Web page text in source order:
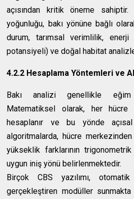
açısından kritik öneme sahiptir.
yoğunluğu, bakı yönüne bağlı
durum, tarımsal verimlilik,
potansiyeli) ve doğal habitat
4.2.2 Hesaplama Yöntemleri ve
Bakı analizi genellikle eğim
Matematiksel olarak, her
hesaplanır ve bu yönde
algoritmalarda, hücre
yükseklik farklarının
uygun iniş yönü belirlenmektedir.
Birçok CBS yazılımı,
gerçekleştiren modüller